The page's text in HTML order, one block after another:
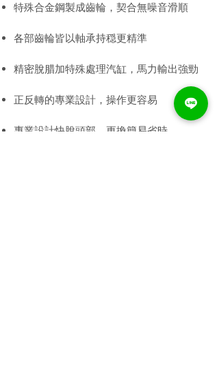
特殊合金鋼製成齒輪，契合無噪音滑順
各部齒輪皆以軸承持穏更精準
精密脫腊加特殊處理汽缸，馬力輸出強勁
正反轉的專業設計，操作更容易
專業設計快脫頭部，更換簡易省時